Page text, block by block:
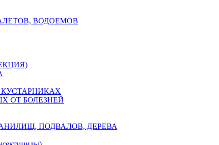
ВОДОЕМОВ
КУСТАРНИКАХ
ОТ БОЛЕЗНЕЙ
ПОДВАЛОВ, ДЕРЕВА